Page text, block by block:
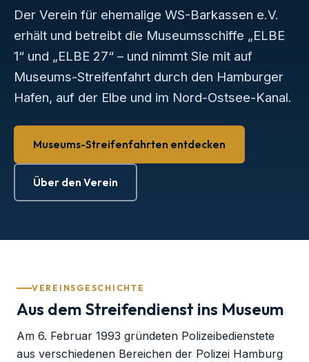
Der Verein für ehemalige WS-Barkassen e.V.
erhält und betreibt die Museumsschiffe „ELBE
1“ und „ELBE 27“ – und nimmt Sie mit auf
Museums-Streifenfahrt durch den Hamburger
Hafen, auf der Elbe und im Nord-Ostsee-Kanal.
Museums-Streifenfahrten entdecken
Über den Verein
VEREINSGESCHICHTE
Aus dem Streifendienst ins Museum
Am 6. Februar 1993 gründeten Polizeibedienstete
aus verschiedenen Bereichen der Polizei Hamburg